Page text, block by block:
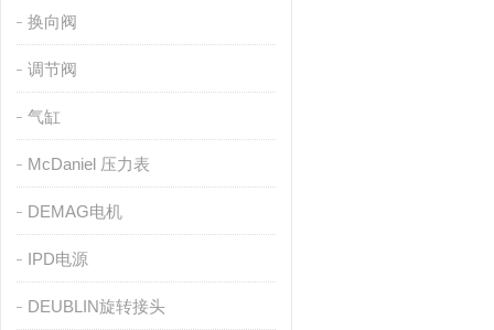
换向阀
调节阀
气缸
McDaniel 压力表
DEMAG电机
IPD电源
DEUBLIN旋转接头